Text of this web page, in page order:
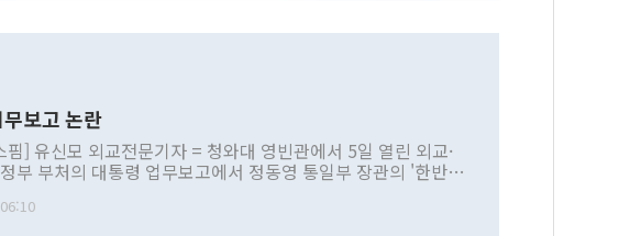
보고 논란
] 유신모 외교전문기자 = 청와대 영빈관에서 5일 열린 외교·
부 부처의 대통령 업무보고에서 정동영 통일부 장관의 '한반도
정부 내 조율을 거치지 않은 사안을 정책으로 추진하겠다고 공